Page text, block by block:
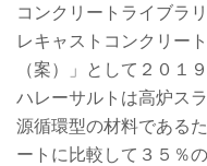
コンクリートライブラ
レキャストコンクリー
（案）」として２０１
ハレーサルトは高炉ス
源循環型の材料である
ートに比較して３５％